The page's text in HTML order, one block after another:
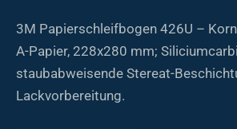
3M Papierschleifbogen 426U –
A-Papier, 228x280 mm;
staubabweisende Stereat-
Lackvorbereitung.